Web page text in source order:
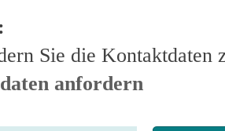
Sie die
anfordern